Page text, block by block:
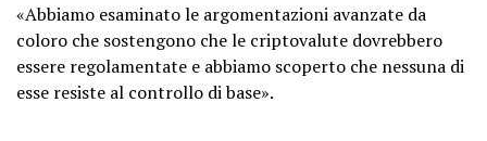
«Abbiamo esaminato le argomentazioni avanzate da
coloro che sostengono che le criptovalute dovrebbero
essere regolamentate e abbiamo scoperto che nessuna di
esse resiste al controllo di base».